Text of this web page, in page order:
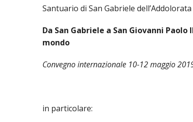
Santuario di San Gabriele
Da San Gabriele a San Giovanni
mondo
Convegno internazionale 10-12 maggio
in particolare: